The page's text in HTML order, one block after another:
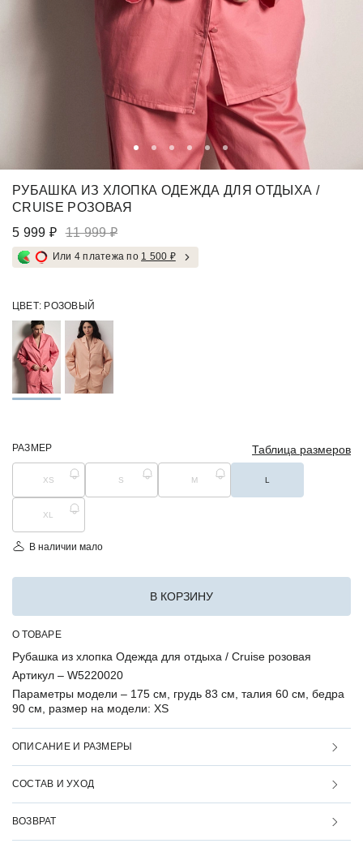
РУБАШКА ИЗ ХЛОПКА ОДЕЖДА ДЛЯ ОТДЫХА /
CRUISE РОЗОВАЯ
5 999 ₽
11 999 ₽
Или 4 платежа по 1 500 ₽
ЦВЕТ: РОЗОВЫЙ
РАЗМЕР Таблица размеров
XS S M L
XL
В наличии мало
В КОРЗИНУ
О ТОВАРЕ
Рубашка из хлопка Одежда для отдыха / Cruise розовая
Артикул – W5220020
Параметры модели – 175 см, грудь 83 см, талия 60 см, бедра
90 см, размер на модели: XS
ОПИСАНИЕ И РАЗМЕРЫ
СОСТАВ И УХОД
ВОЗВРАТ